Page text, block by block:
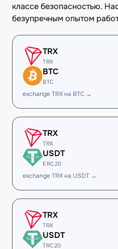
классе безопасностью.
безупречным опытом
TRX
TRX
BTC
BTC
exchange TRX на BTC →
TRX
TRX
USDT
ERC20
exchange TRX на USDT →
TRX
TRX
USDT
TRC20